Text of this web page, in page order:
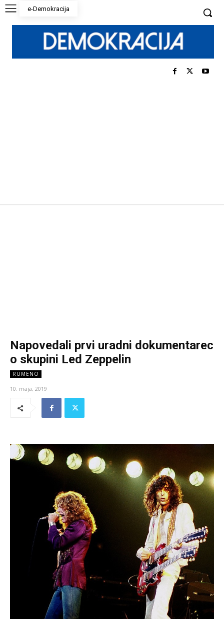
e-Demokracija
Napovedali prvi uradni dokumentarec
o skupini Led Zeppelin
RUMENO
10. maja, 2019